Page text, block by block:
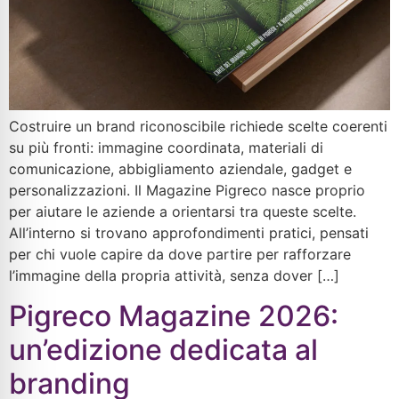
Costruire un brand riconoscibile richiede scelte coerenti
su più fronti: immagine coordinata, materiali di
comunicazione, abbigliamento aziendale, gadget e
personalizzazioni. Il Magazine Pigreco nasce proprio
per aiutare le aziende a orientarsi tra queste scelte.
All’interno si trovano approfondimenti pratici, pensati
per chi vuole capire da dove partire per rafforzare
l’immagine della propria attività, senza dover […]
Pigreco Magazine 2026:
un’edizione dedicata al
branding